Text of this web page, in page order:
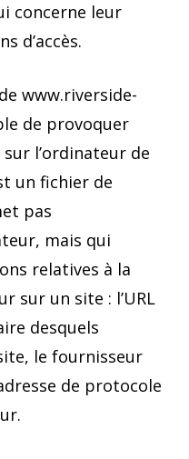
concerne leur
d’accès.
www.riverside-
de provoquer
l’ordinateur de
un fichier de
pas
mais qui
relatives à la
sur un site : l’URL
desquels
le fournisseur
de protocole